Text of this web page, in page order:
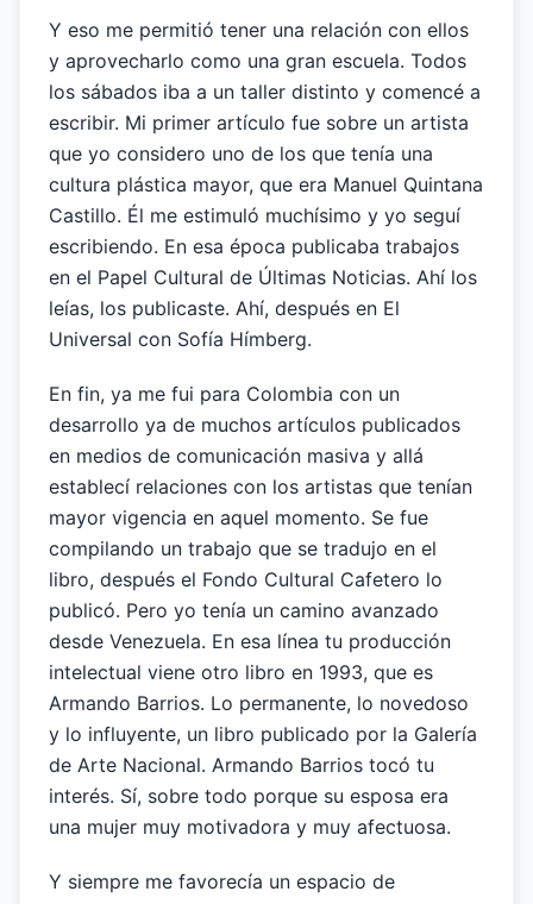
Y eso me permitió tener una relación con ellos
y aprovecharlo como una gran escuela. Todos
los sábados iba a un taller distinto y comencé a
escribir. Mi primer artículo fue sobre un artista
que yo considero uno de los que tenía una
cultura plástica mayor, que era Manuel Quintana
Castillo. Él me estimuló muchísimo y yo seguí
escribiendo. En esa época publicaba trabajos
en el Papel Cultural de Últimas Noticias. Ahí los
leías, los publicaste. Ahí, después en El
Universal con Sofía Hímberg.
En fin, ya me fui para Colombia con un
desarrollo ya de muchos artículos publicados
en medios de comunicación masiva y allá
establecí relaciones con los artistas que tenían
mayor vigencia en aquel momento. Se fue
compilando un trabajo que se tradujo en el
libro, después el Fondo Cultural Cafetero lo
publicó. Pero yo tenía un camino avanzado
desde Venezuela. En esa línea tu producción
intelectual viene otro libro en 1993, que es
Armando Barrios. Lo permanente, lo novedoso
y lo influyente, un libro publicado por la Galería
de Arte Nacional. Armando Barrios tocó tu
interés. Sí, sobre todo porque su esposa era
una mujer muy motivadora y muy afectuosa.
Y siempre me favorecía un espacio de